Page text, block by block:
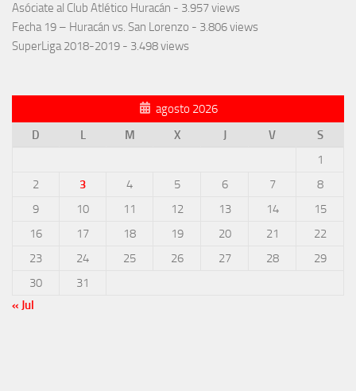
Asóciate al Club Atlético Huracán - 3.957 views
Fecha 19 – Huracán vs. San Lorenzo - 3.806 views
SuperLiga 2018-2019 - 3.498 views
agosto 2026
D
L M X J V
S
1
2
3 4 5 6 7
8
9
10 11 12 13 14
15
16
17 18 19 20 21
22
23
24 25 26 27 28
29
30
31
« Jul